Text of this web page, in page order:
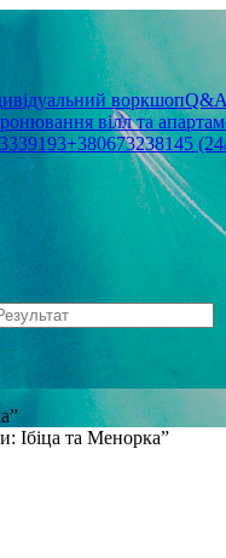
воркшоп
вілл та
+380673238145
Ібіца та Менорка”